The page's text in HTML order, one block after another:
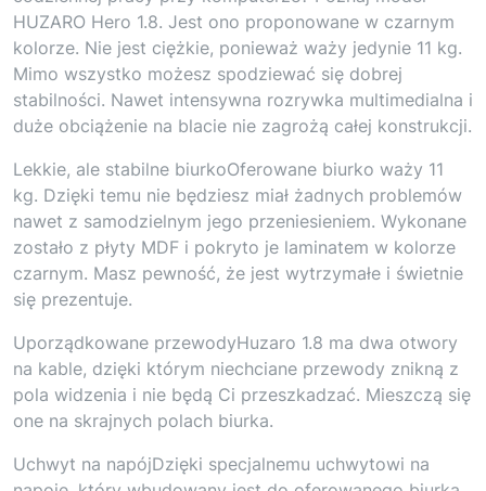
HUZARO Hero 1.8. Jest ono proponowane w czarnym
kolorze. Nie jest ciężkie, ponieważ waży jedynie 11 kg.
Mimo wszystko możesz spodziewać się dobrej
stabilności. Nawet intensywna rozrywka multimedialna i
duże obciążenie na blacie nie zagrożą całej konstrukcji.
Lekkie, ale stabilne biurkoOferowane biurko waży 11
kg. Dzięki temu nie będziesz miał żadnych problemów
nawet z samodzielnym jego przeniesieniem. Wykonane
zostało z płyty MDF i pokryto je laminatem w kolorze
czarnym. Masz pewność, że jest wytrzymałe i świetnie
się prezentuje.
Uporządkowane przewodyHuzaro 1.8 ma dwa otwory
na kable, dzięki którym niechciane przewody znikną z
pola widzenia i nie będą Ci przeszkadzać. Mieszczą się
one na skrajnych polach biurka.
Uchwyt na napójDzięki specjalnemu uchwytowi na